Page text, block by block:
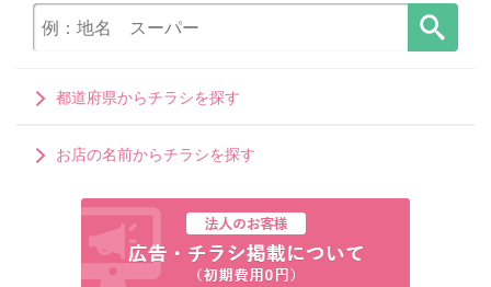
都道府県からチラシを探す
お店の名前からチラシを探す